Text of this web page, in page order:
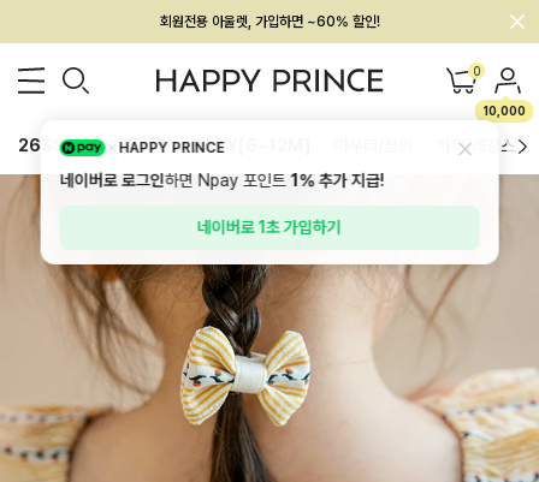
회원전용 아울렛, 가입하면 ~60% 할인!
멤버십 최대 28,000원 혜택 0
10,000
26SS 신상 BEST BABY[6~12M] 하의/레깅스
HAPPY PRINCE
네이버로 로그인하면 Npay 포인트1%추가 지급!
네이버로 1초 가입하기